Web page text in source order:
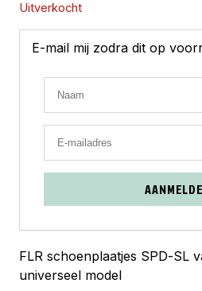
Uitverkocht
E-mail mij zodra dit op
FLR schoenplaatjes SPD-SL
universeel model